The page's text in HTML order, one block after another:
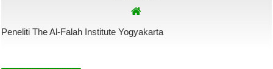
Peneliti The Al-Falah Institute Yogyakarta